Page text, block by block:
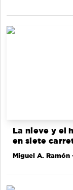
La nieve y el
en siete
Miguel A. Ramón